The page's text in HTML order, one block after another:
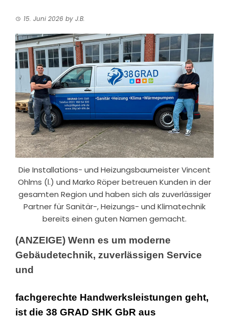
15. Juni 2026 by J.B.
Die Installations- und Heizungsbaumeister Vincent
Ohlms (l.) und Marko Röper betreuen Kunden in der
gesamten Region und haben sich als zuverlässiger
Partner für Sanitär-, Heizungs- und Klimatechnik
bereits einen guten Namen gemacht.
(ANZEIGE) Wenn es um moderne
Gebäudetechnik, zuverlässigen Service
und
fachgerechte Handwerksleistungen geht,
ist die 38 GRAD SHK GbR aus